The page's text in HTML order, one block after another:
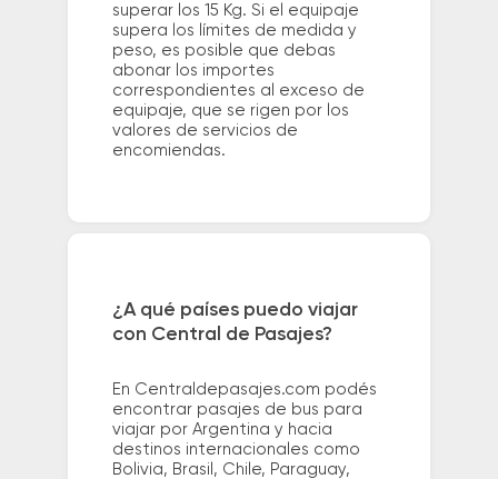
superar los 15 Kg. Si el equipaje
supera los límites de medida y
peso, es posible que debas
abonar los importes
correspondientes al exceso de
equipaje, que se rigen por los
valores de servicios de
encomiendas.
¿A qué países puedo viajar
con Central de Pasajes?
En Centraldepasajes.com podés
encontrar pasajes de bus para
viajar por Argentina y hacia
destinos internacionales como
Bolivia, Brasil, Chile, Paraguay,